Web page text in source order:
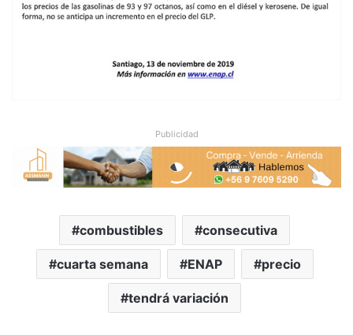
Publicidad
combustibles consecutiva
cuarta semana ENAP precio
tendrá variación